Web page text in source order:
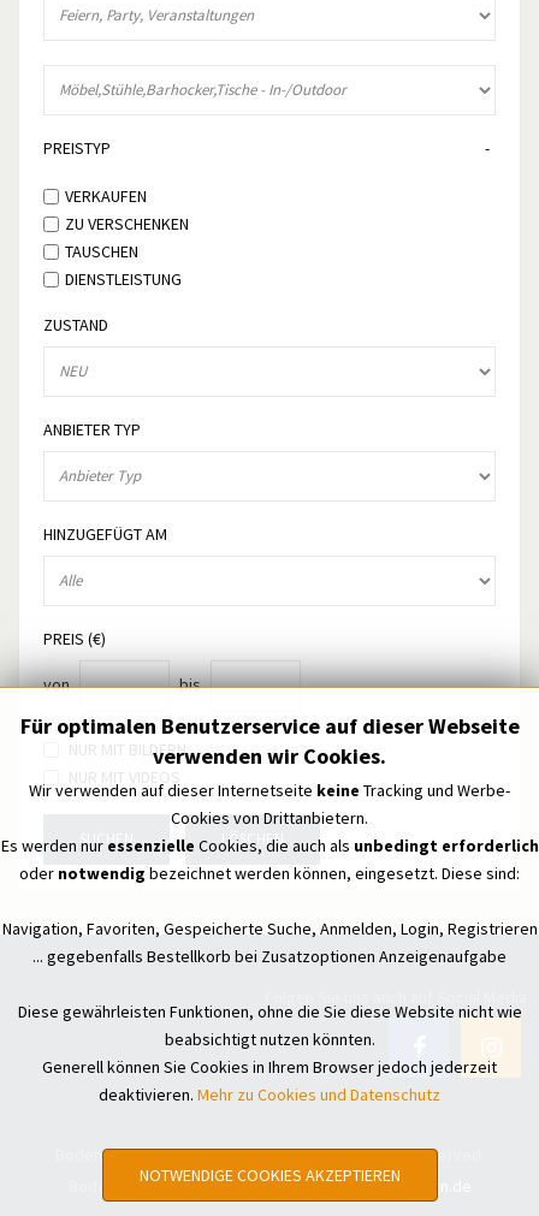
PREISTYP
VERKAUFEN
ZU VERSCHENKEN
TAUSCHEN
DIENSTLEISTUNG
ZUSTAND
ANBIETER TYP
HINZUGEFÜGT AM
PREIS (€)
von bis
NUR MIT BILDERN
NUR MIT VIDEOS
SUCHEN LÖSCHEN
Für optimalen Benutzerservice auf dieser Webseite
verwenden wir Cookies.
Wir verwenden auf dieser Internetseite keine Tracking und Werbe-
Cookies von Drittanbietern.
Es werden nur essenzielle Cookies, die auch als unbedingt erforderlich
oder notwendig bezeichnet werden können, eingesetzt. Diese sind:
Navigation, Favoriten, Gespeicherte Suche, Anmelden, Login, Registrieren
... gegebenfalls Bestellkorb bei Zusatzoptionen Anzeigenaufgabe
Diese gewährleisten Funktionen, ohne die Sie diese Website nicht wie
beabsichtigt nutzen könnten.
Generell können Sie Cookies in Ihrem Browser jedoch jederzeit
deaktivieren. Mehr zu Cookies und Datenschutz
NOTWENDIGE COOKIES AKZEPTIEREN
Bodensee Treffpunkt - Kleinanzeigen © All Rights Reserved.
Bodensee Treffpunkt - Kleinanzeigen byhoko-design.de